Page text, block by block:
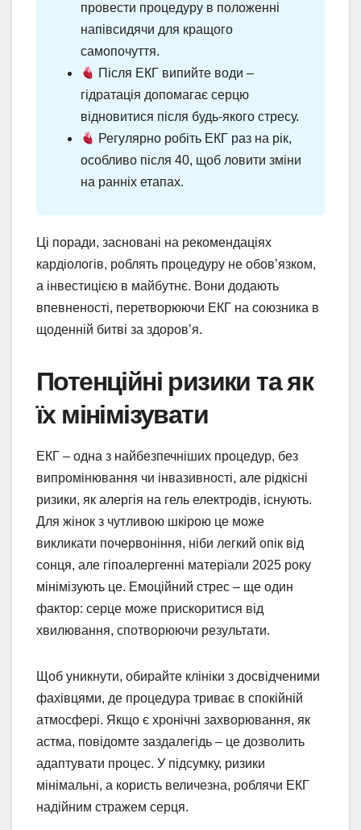
провести процедуру в положенні
напівсидячи для кращого
самопочуття.
Після ЕКГ випийте води –
гідратація допомагає серцю
відновитися після будь-якого стресу.
Регулярно робіть ЕКГ раз на рік,
особливо після 40, щоб ловити зміни
на ранніх етапах.
Ці поради, засновані на рекомендаціях
кардіологів, роблять процедуру не обов’язком,
а інвестицією в майбутнє. Вони додають
впевненості, перетворюючи ЕКГ на союзника в
щоденній битві за здоров’я.
Потенційні ризики та як
їх мінімізувати
ЕКГ – одна з найбезпечніших процедур, без
випромінювання чи інвазивності, але рідкісні
ризики, як алергія на гель електродів, існують.
Для жінок з чутливою шкірою це може
викликати почервоніння, ніби легкий опік від
сонця, але гіпоалергенні матеріали 2025 року
мінімізують це. Емоційний стрес – ще один
фактор: серце може прискоритися від
хвилювання, спотворюючи результати.
Щоб уникнути, обирайте клініки з досвідченими
фахівцями, де процедура триває в спокійній
атмосфері. Якщо є хронічні захворювання, як
астма, повідомте заздалегідь – це дозволить
адаптувати процес. У підсумку, ризики
мінімальні, а користь величезна, роблячи ЕКГ
надійним стражем серця.